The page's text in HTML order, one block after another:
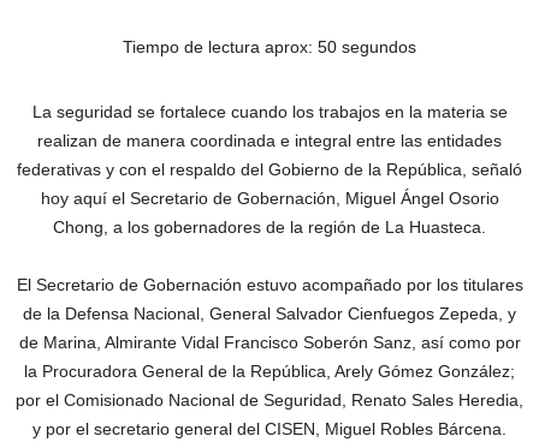
Tiempo de lectura aprox: 50 segundos
La seguridad se fortalece cuando los trabajos en la materia se
realizan de manera coordinada e integral entre las entidades
federativas y con el respaldo del Gobierno de la República, señaló
hoy aquí el Secretario de Gobernación, Miguel Ángel Osorio
Chong, a los gobernadores de la región de La Huasteca.
El Secretario de Gobernación estuvo acompañado por los titulares
de la Defensa Nacional, General Salvador Cienfuegos Zepeda, y
de Marina, Almirante Vidal Francisco Soberón Sanz, así como por
la Procuradora General de la República, Arely Gómez González;
por el Comisionado Nacional de Seguridad, Renato Sales Heredia,
y por el secretario general del CISEN, Miguel Robles Bárcena.